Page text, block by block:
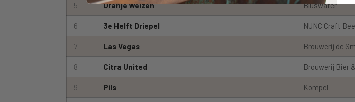
5 Oranje Weizen Bluswater
6 3e Helft Driepel NUNC Craft
7 Las Vegas Brouwerij de
8 Citra United Brouwerij Bier
9 Pils Kompel